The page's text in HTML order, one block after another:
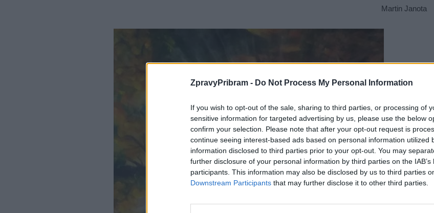
ZpravyPribram - Do Not Process My Personal Information
If you wish to opt-out of the sale, sharing to third parties, or processing of
sensitive information for targeted advertising by us, please use the below
confirm your selection. Please note that after your opt-out request is
continue seeing interest-based ads based on personal information utilized
information disclosed to third parties prior to your opt-out. You may
further disclosure of your personal information by third parties on the IAB’s
participants. This information may also be disclosed by us to third parties
Downstream Participants that may further disclose it to other third parties.
Martin Janota